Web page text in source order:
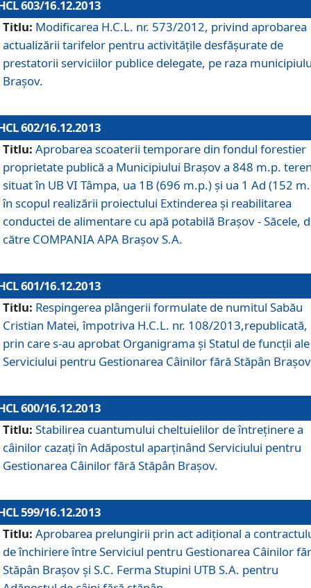
603/16.12.2013
Titlu: Modificarea H.C.L. nr. 573/2012, privind aprobarea
actualizării tarifelor pentru activităţile desfăşurate de
prestatorii serviciilor publice delegate, pe raza
Braşov.
602/16.12.2013
Titlu: Aprobarea scoaterii temporare din fondul forestier
proprietate publică a Municipiului Braşov a 848 m.p.
situat în UB VI Tâmpa, ua 1B (696 m.p.) şi ua 1 Ad (152
în scopul realizării proiectului Extinderea şi reabilitarea
conductei de alimentare cu apă potabilă Braşov - Săcele,
către COMPANIA APA Braşov S.A.
601/16.12.2013
Titlu: Respingerea plângerii formulate de numitul Sabău
Cristian Matei, împotriva H.C.L. nr. 108/2013,republicată,
prin care s-au aprobat Organigrama şi Statul de funcţii ale
Serviciului pentru Gestionarea Câinilor fără Stăpân
600/16.12.2013
Titlu: Stabilirea cuantumului cheltuielilor de întreţinere a
câinilor cazaţi în Adăpostul aparţinând Serviciului pentru
Gestionarea Câinilor fără Stăpân Braşov.
599/16.12.2013
Titlu: Aprobarea prelungirii prin act adiţional a
de închiriere între Serviciul pentru Gestionarea Câinilor
Stăpân Braşov şi S.C. Ferma Stupini UTB S.A. pentru